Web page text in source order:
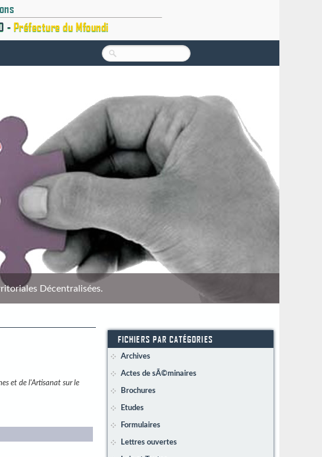
- Préfecture du Mfoundi
Décentralisées.
et de l'Artisanat sur le
FICHIERS PAR CATÉGORIES
Archives
Actes de sÃ©minaires
Brochures
Etudes
Formulaires
Lettres ouvertes